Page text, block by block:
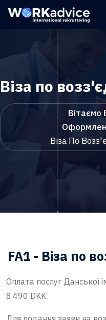
Віза по
Вітаємо
Віза По
FA1 - Віза по
Оплата послуг Данської
8.490 DKK